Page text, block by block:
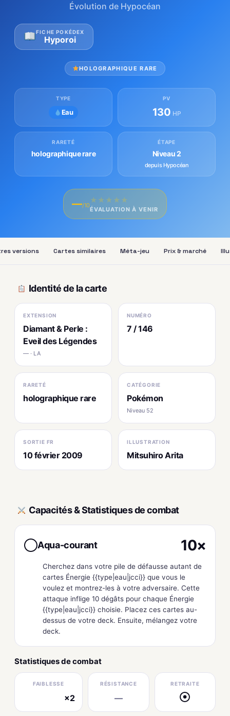
Évolution de Hypocéan
FICHE POKÉDEX
Hyporoi
HOLOGRAPHIQUE RARE
TYPE
Eau
PV
130 HP
RARETÉ
holographique rare
ÉTAPE
Niveau 2
depuis Hypocéan
—/10
★ ★ ★ ★ ★
ÉVALUATION À VENIR
versions Cartes similaires Méta-jeu Prix & marché
Identité de la carte
EXTENSION
Diamant & Perle :
Eveil des Légendes
— · LA
NUMÉRO
7 / 146
RARETÉ
holographique rare
CATÉGORIE
Pokémon
Niveau 52
SORTIE FR
10 février 2009
ILLUSTRATION
Mitsuhiro Arita
Capacités & Statistiques de combat
Aqua-courant 10×
Cherchez dans votre pile de défausse autant de
cartes Énergie {{type|eau|jcci}} que vous le
voulez et montrez-les à votre adversaire. Cette
attaque inflige 10 dégâts pour chaque Énergie
{{type|eau|jcci}} choisie. Placez ces cartes au-
dessus de votre deck. Ensuite, mélangez votre
deck.
Statistiques de combat
FAIBLESSE
×2
RÉSISTANCE
—
RETRAITE
●